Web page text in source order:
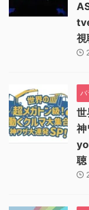
視
バ
世
神
聴